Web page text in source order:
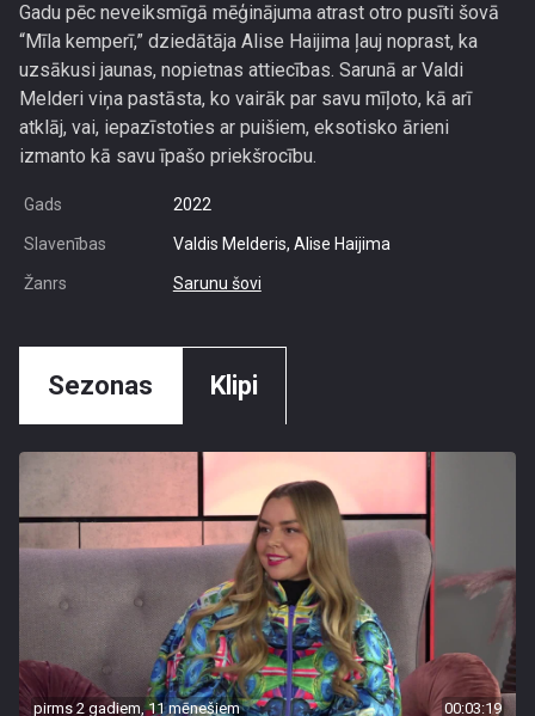
Gadu pēc neveiksmīgā mēģinājuma atrast otro pusīti šovā
“Mīla kemperī,” dziedātāja Alise Haijima ļauj noprast, ka
uzsākusi jaunas, nopietnas attiecības. Sarunā ar Valdi
Melderi viņa pastāsta, ko vairāk par savu mīļoto, kā arī
atklāj, vai, iepazīstoties ar puišiem, eksotisko ārieni
izmanto kā savu īpašo priekšrocību.
Gads 2022
Slavenības Valdis Melderis, Alise Haijima
Žanrs Sarunu šovi
Sezonas Klipi
pirms 2 gadiem, 11 mēnešiem 00:03:19